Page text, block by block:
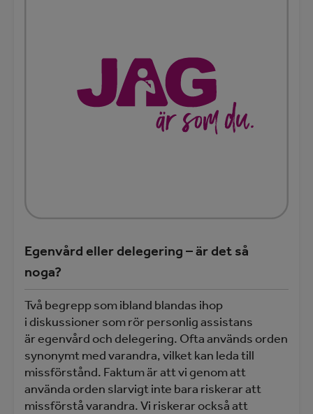
Egenvård eller delegering – är det så
noga?
Två begrepp som ibland blandas ihop
i diskussioner som rör personlig assistans
är egenvård och delegering. Ofta används orden
synonymt med varandra, vilket kan leda till
missförstånd. Faktum är att vi genom att
använda orden slarvigt inte bara riskerar att
missförstå varandra. Vi riskerar också att